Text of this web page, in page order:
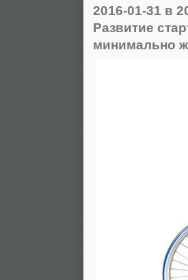
2016-01-31 в
Развитие
минимально